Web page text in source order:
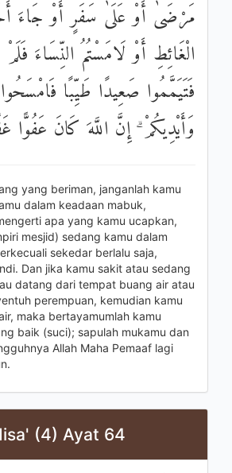
مَرْضَىٰ أَوْ عَلَىٰ سَفَرٍ أَوْ جَاءَ
الْغَائِطِ أَوْ لَامَسْتُمُ النِّسَاءَ
فَتَيَمَّمُوا صَعِيدًا طَيِّبًا
وَأَيْدِيكُمْ ۗ إِنَّ اللَّهَ كَانَ عَفُوًّا
yang beriman, janganlah kamu
dalam keadaan mabuk,
apa yang kamu ucapkan,
mesjid) sedang kamu dalam
sekedar berlalu saja,
Dan jika kamu sakit atau sedang
datang dari tempat buang air atau
perempuan, kemudian kamu
maka bertayamumlah kamu
baik (suci); sapulah mukamu dan
Allah Maha Pemaaf lagi
(4) Ayat 64